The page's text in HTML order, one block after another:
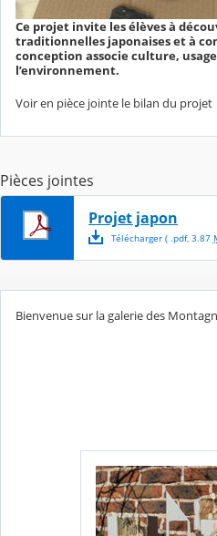
Ce projet invite les élèves à
traditionnelles japonaises et à
conception associe culture,
l’environnement.
Voir en pièce jointe le bilan du projet
Pièces jointes
Projet japon
Télécharger( .pdf, 3.87
Bienvenue sur la galerie des